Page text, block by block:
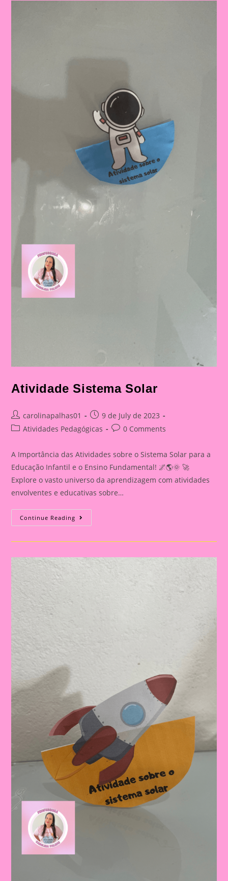
Atividade Sistema Solar
Post
author:
carolinapalhas01
Post
published:
9 de July de 2023
PostAtividades Pedagógicas
Post0 Comments
A Importância das Atividades sobre o Sistema Solar para a
Educação Infantil e o Ensino Fundamental! 🌌🌎🌞 🚀
Explore o vasto universo da aprendizagem com atividades
envolventes e educativas sobre…
Continue Reading Atividade
Sistema